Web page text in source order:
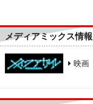
メディアミックス情報
映画